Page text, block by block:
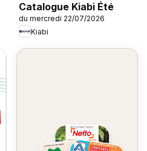
Catalogue Kiabi Été
du mercredi 22/07/2026
Kiabi